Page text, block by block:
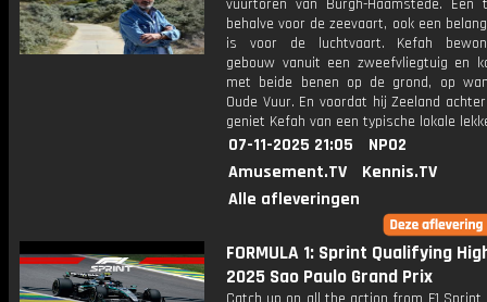
vuurtoren van Burgh-Haamstede. Een
behalve voor de zeevaart, ook een
is voor de luchtvaart. Kefah
gebouw vanuit een zweefvliegtuig en
met beide benen op de grond, op
Oude Vuur. En voordat hij Zeeland
geniet Kefah van een typische lokale
07-11-2025 21:05
NPO2
Amusement.TV
Kennis.TV
Alle afleveringen
FORMULA 1: Sprint Qualifying
2025 Sao Paulo Grand Prix